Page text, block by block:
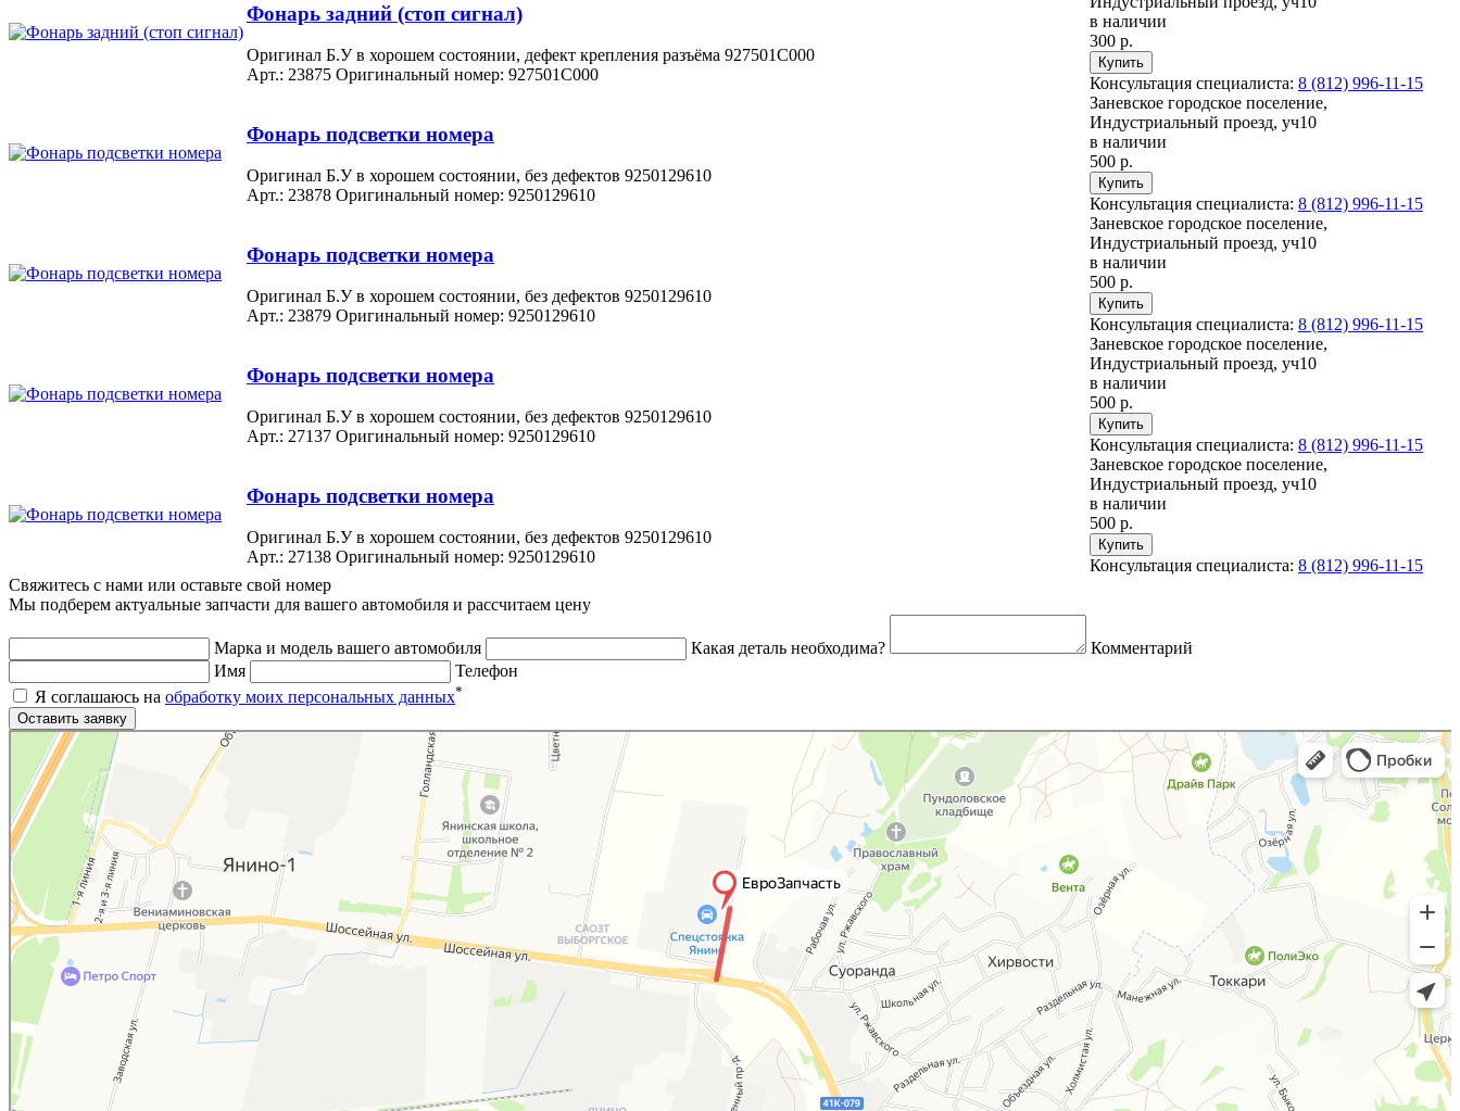
Фонарь задний (стоп сигнал)
Оригинал Б.У в хорошем состоянии, дефект крепления разъёма 927501C000
Арт.: 23875 Оригинальный номер: 927501C000
в наличии
300 р.
Консультация специалиста: 8 (812) 996-11-15
Фонарь подсветки номера
Оригинал Б.У в хорошем состоянии, без дефектов 9250129610
Арт.: 23878 Оригинальный номер: 9250129610
Заневское городское поселение,
Индустриальный проезд, уч10
в наличии
500 р.
Консультация специалиста: 8 (812) 996-11-15
Фонарь подсветки номера
Оригинал Б.У в хорошем состоянии, без дефектов 9250129610
Арт.: 23879 Оригинальный номер: 9250129610
Заневское городское поселение,
Индустриальный проезд, уч10
в наличии
500 р.
Консультация специалиста: 8 (812) 996-11-15
Фонарь подсветки номера
Оригинал Б.У в хорошем состоянии, без дефектов 9250129610
Арт.: 27137 Оригинальный номер: 9250129610
Заневское городское поселение,
Индустриальный проезд, уч10
в наличии
500 р.
Консультация специалиста: 8 (812) 996-11-15
Фонарь подсветки номера
Оригинал Б.У в хорошем состоянии, без дефектов 9250129610
Арт.: 27138 Оригинальный номер: 9250129610
Заневское городское поселение,
Индустриальный проезд, уч10
в наличии
500 р.
Консультация специалиста: 8 (812) 996-11-15
Свяжитесь с нами или оставьте свой номер
Мы подберем актуальные запчасти для вашего автомобиля и рассчитаем цену
Марка и модель вашего автомобиля Какая деталь необходима?
Комментарий
Имя
Телефон
Я соглашаюсь на обработку моих персональных данных*
Яндекс.Карты
Яндекс.Карты — поиск мест и адресов, городской транспорт